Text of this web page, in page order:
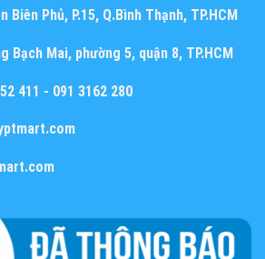
Phủ, P.15, Q.Bình Thạnh, TP.HCM
Bạch Mai, phường 5, quận 8, TP.HCM
411 - 091 3162 280